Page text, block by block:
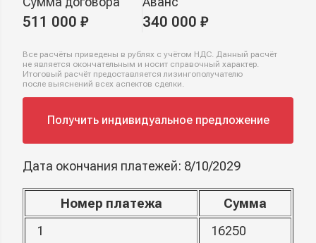
511 000 ₽ 340 000 ₽
Все расчёты приведены в рублях с учётом НДС. Данный расчёт
не является окончательным и носит справочный характер.
Итоговый расчёт предоставляется лизингополучателю
после выяснений всех аспектов сделки.
Получить индивидуальное предложение
Дата окончания платежей: 8/10/2029
Номер платежа
Сумма
1
16250